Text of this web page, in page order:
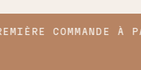
COMMANDE À